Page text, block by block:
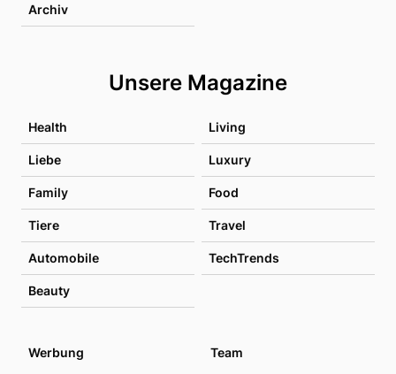
Archiv
Unsere Magazine
Health Living
Liebe Luxury
Family Food
Tiere Travel
Automobile TechTrends
Beauty
Werbung
Team